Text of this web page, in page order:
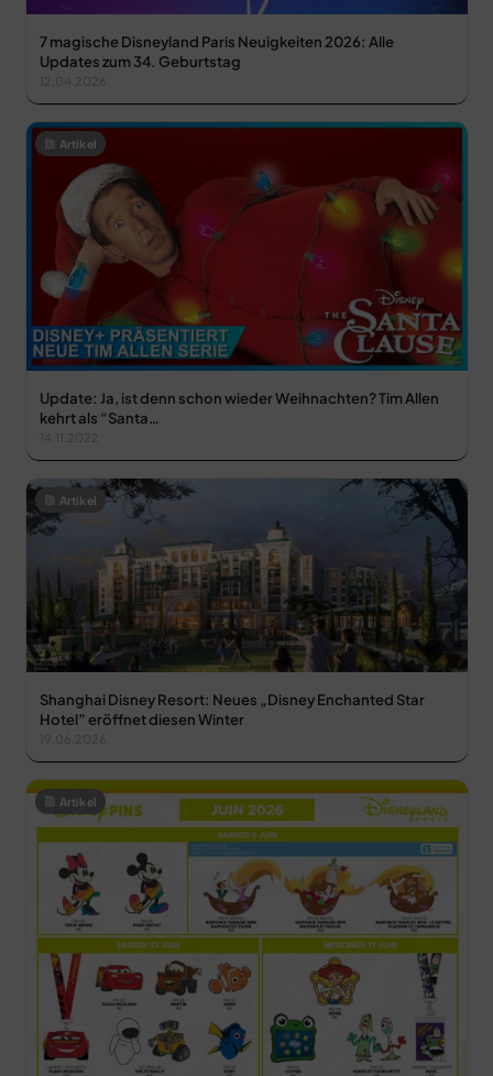
7 magische Disneyland Paris Neuigkeiten 2026: Alle
Updates zum 34. Geburtstag
Artikel
Update: Ja, ist denn schon wieder Weihnachten? Tim Allen
kehrt als “Santa…
Artikel
Shanghai Disney Resort: Neues „Disney Enchanted Star
Hotel” eröffnet diesen Winter
19.06.2026
Artikel